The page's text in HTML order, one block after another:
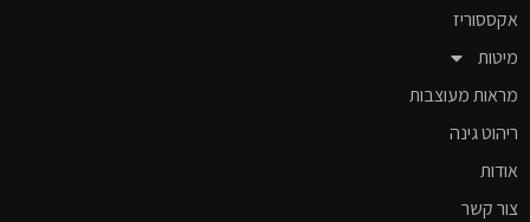
אקססוריז
מיטות
מראות מעוצבות
ריהוט גינה
אודות
צור קשר